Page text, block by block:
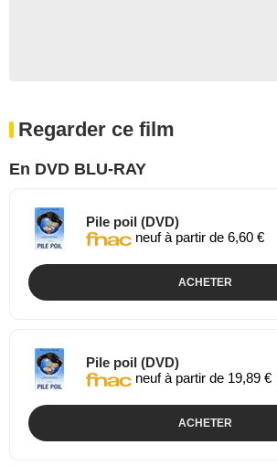
Regarder ce film
En DVD BLU-RAY
Pile poil (DVD)
neuf à partir de 6,60 €
ACHETER
Pile poil (DVD)
neuf à partir de 19,89 €
ACHETER